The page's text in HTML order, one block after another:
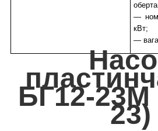
—
кВт;
—
БГ12-23М
23)